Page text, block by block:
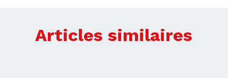
Articles similaires